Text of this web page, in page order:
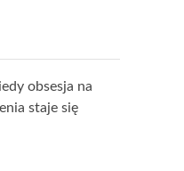
obsesja na
staje się